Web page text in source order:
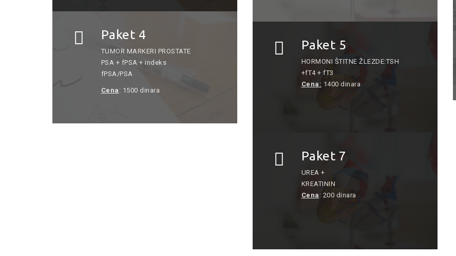
Paket 4
TUMOR MARKERI PROSTATE
PSA + fPSA + indeks
fPSA/PSA
Cena : 1500 dinara
Paket 5
HORMONI ŠTITNE ŽLEZDE:TSH
+fT4 + fT3
Cena: 1400 dinara
Paket 7
UREA +
KREATININ
Cena : 200 dinara